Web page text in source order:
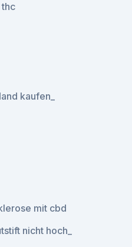
kaufen_
mit cbd
nicht hoch_